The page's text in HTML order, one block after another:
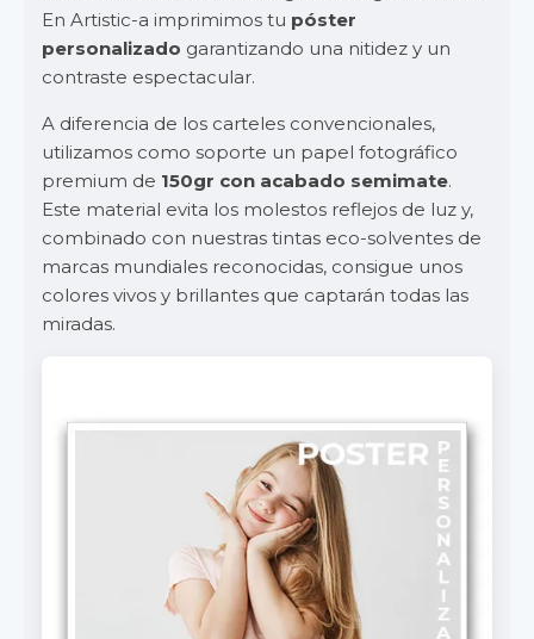
En Artistic-a imprimimos tu póster
personalizado garantizando una nitidez y un
contraste espectacular.
A diferencia de los carteles convencionales,
utilizamos como soporte un papel fotográfico
premium de 150gr con acabado semimate.
Este material evita los molestos reflejos de luz y,
combinado con nuestras tintas eco-solventes de
marcas mundiales reconocidas, consigue unos
colores vivos y brillantes que captarán todas las
miradas.